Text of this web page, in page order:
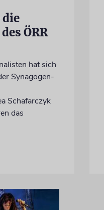
die
ÖRR
hat sich
Synagogen-
Schafarczyk
das